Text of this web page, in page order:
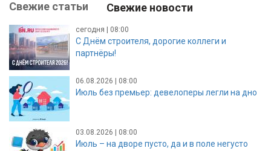
Свежие статьи Свежие новости
сегодня | 08:00
С Днём строителя, дорогие коллеги и
партнёры!
06.08.2026 | 08:00
Июль без премьер: девелоперы легли на дно
03.08.2026 | 08:00
Июль – на дворе пусто, да и в поле негусто